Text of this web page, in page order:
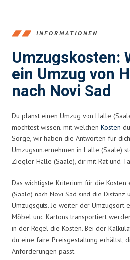
INFORMATIONEN
Umzugskosten:
ein Umzug von
nach Novi Sad
Du planst einen Umzug von Halle
möchtest wissen, mit welchen Kosten
Sorge, wir haben die Antworten für
Umzugsunternehmen in Halle (Saale)
Ziegler Halle (Saale), dir mit Rat und
Das wichtigste Kriterium für die Kosten
(Saale) nach Novi Sad sind die Distanz
Umzugsguts. Je weiter der Umzugsort
Möbel und Kartons transportiert
in der Regel die Kosten. Bei der
du eine faire Preisgestaltung erhältst,
Anforderungen passt.